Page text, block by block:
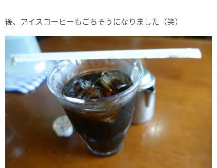
後、アイスコーヒーもごちそうになりました（笑）